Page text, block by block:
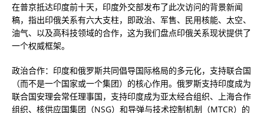
在普京抵达印度前十天，印度外交部发布了此次访问的背景新闻
稿，指出印俄关系有六大支柱，即政治、军售、民用核能、太空、
油气、以及高科技领域的合作，这为我们盘点印俄关系现状提供了
一个权威框架。
政治合作：印度和俄罗斯共同倡导国际格局的多元化，支持联合国
（而不是一个国家或一个集团）的核心作用。俄罗斯支持印度成为
联合国安理会常任理事国，支持印度成为亚太经合组织、上海合作
组织、核供应国集团（NSG）和导弹与技术控制机制（MTCR）的